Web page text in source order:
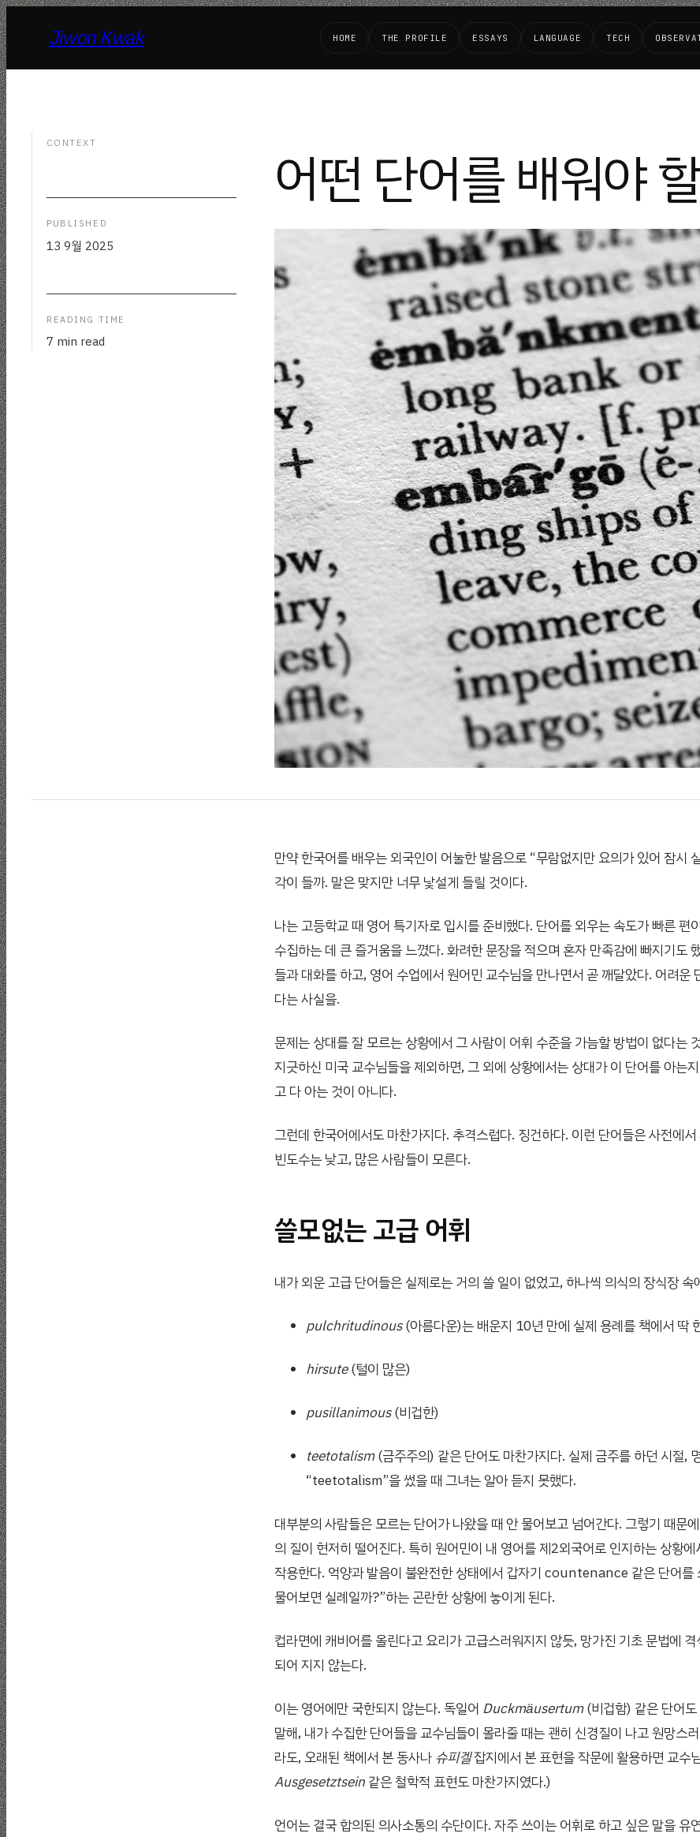
Jiwon Kwak HOME THE PROFILE ESSAYS LANGUAGE TECH
CONTEXT
PUBLISHED
13 9월 2025
READING TIME
7 min read
어떤 단어를 배워야
만약 한국어를 배우는 외국인이 어눌한 발음으로 “무람없지만 요의가 있어 잠시
각이 들까. 말은 맞지만 너무 낯설게 들릴 것이다.
나는 고등학교 때 영어 특기자로 입시를 준비했다. 단어를 외우는 속도가 빠른 편
수집하는 데 큰 즐거움을 느꼈다. 화려한 문장을 적으며 혼자 만족감에 빠지기도
들과 대화를 하고, 영어 수업에서 원어민 교수님을 만나면서 곧 깨달았다. 어려운
다는 사실을.
문제는 상대를 잘 모르는 상황에서 그 사람이 어휘 수준을 가늠할 방법이 없다는
지긋하신 미국 교수님들을 제외하면, 그 외에 상황에서는 상대가 이 단어를 아는
고 다 아는 것이 아니다.
그런데 한국어에서도 마찬가지다. 추격스럽다. 징건하다. 이런 단어들은 사전에
빈도수는 낮고, 많은 사람들이 모른다.
쓸모없는 고급 어휘
내가 외운 고급 단어들은 실제로는 거의 쓸 일이 없었고, 하나씩 의식의 장식장 속
pulchritudinous(아름다운)는 배운지 10년 만에 실제 용례를 책에서 딱
hirsute(털이 많은)
pusillanimous(비겁한)
teetotalism(금주주의) 같은 단어도 마찬가지다. 실제 금주를 하던 시절,
“teetotalism”을 썼을 때 그녀는 알아 듣지 못했다.
대부분의 사람들은 모르는 단어가 나왔을 때 안 물어보고 넘어간다. 그렇기 때문
의 질이 현저히 떨어진다. 특히 원어민이 내 영어를 제2외국어로 인지하는 상황
작용한다. 억양과 발음이 불완전한 상태에서 갑자기 countenance 같은 단어를
물어보면 실례일까?”하는 곤란한 상황에 놓이게 된다.
컵라면에 캐비어를 올린다고 요리가 고급스러워지지 않듯, 망가진 기초 문법에
되어 지지 않는다.
이는 영어에만 국한되지 않는다. 독일어 Duckmäusertum(비겁함) 같은 단어도
말해, 내가 수집한 단어들을 교수님들이 몰라줄 때는 괜히 신경질이 나고 원망스
라도, 오래된 책에서 본 동사나슈피겔잡지에서 본 표현을 작문에 활용하면 교수
Ausgesetztsein같은 철학적 표현도 마찬가지였다.)
언어는 결국 합의된 의사소통의 수단이다. 자주 쓰이는 어휘로 하고 싶은 말을 유